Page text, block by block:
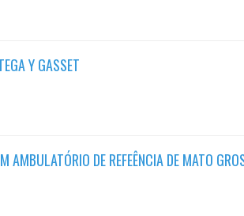
Y GASSET
DE REFEÊNCIA DE MATO